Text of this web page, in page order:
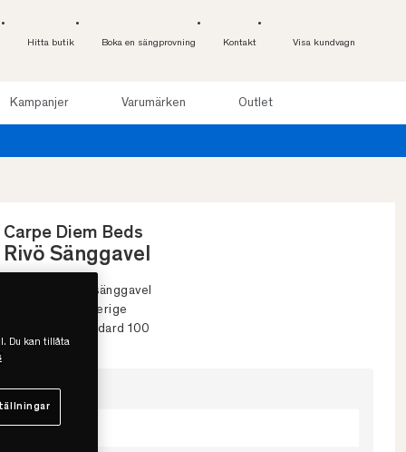
Hitta butik Boka en sängprovning Kontakt Visa kundvagn
Kampanjer Varumärken Outlet
Carpe Diem Beds
Rivö Sänggavel
• Stoppad, slät sänggavel
• Handgjord i Sverige
• Oeko-Tex standard 100
Välj storlek
120x120
Du kan tillåta